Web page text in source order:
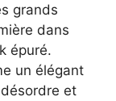
grands
dans
épuré.
un élégant
et